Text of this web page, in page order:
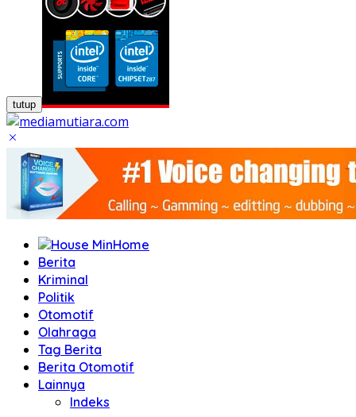
tutup
Home
Berita
Kriminal
Politik
Otomotif
Olahraga
Tag Berita
Berita Otomotif
Lainnya
Indeks